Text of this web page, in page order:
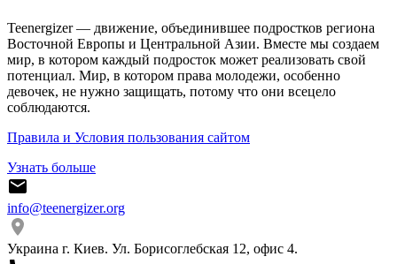
Teenergizer — движение, объединившее подростков региона
Восточной Европы и Центральной Азии. Вместе мы создаем
мир, в котором каждый подросток может реализовать свой
потенциал. Мир, в котором права молодежи, особенно
девочек, не нужно защищать, потому что они всецело
соблюдаются.
Правила и Условия пользования сайтом
Узнать больше
info@teenergizer.org
Украина г. Киев. Ул. Борисоглебская 12, офис 4.